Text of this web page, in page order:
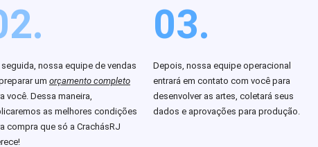
seguida, nossa equipe de vendas
um orçamento completo
você. Dessa maneira,
as melhores condições
compra que só a CrachásRJ
03.
Depois, nossa equipe operacional
entrará em contato com você para
desenvolver as artes, coletará seus
dados e aprovações para produção.